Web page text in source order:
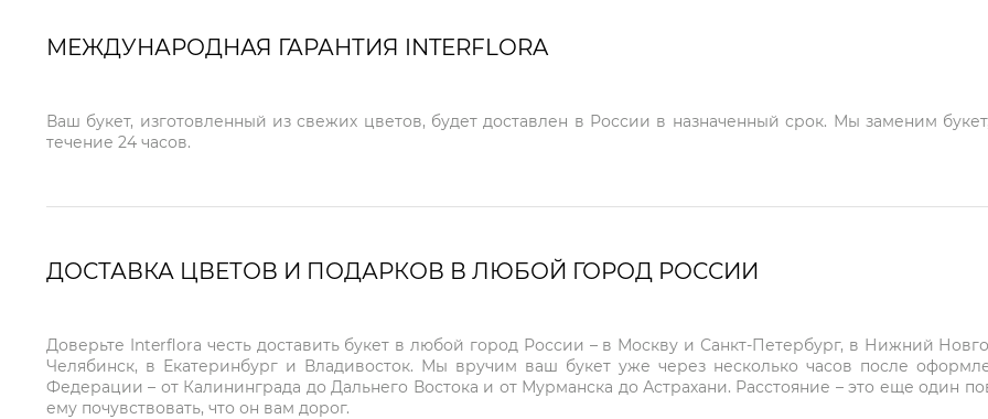
МЕЖДУНАРОДНАЯ ГАРАНТИЯ INTERFLORA
Ваш букет, изготовленный из свежих цветов, будет доставлен в России в назначенный срок. Мы заменим
течение 24 часов.
ДОСТАВКА ЦВЕТОВ И ПОДАРКОВ В ЛЮБОЙ ГОРОД РОССИИ
Доверьте Interflora честь доставить букет в любой город России – в Москву и Санкт-Петербург, в Нижний
Челябинск, в Екатеринбург и Владивосток. Мы вручим ваш букет уже через несколько часов после
Федерации – от Калининграда до Дальнего Востока и от Мурманска до Астрахани. Расстояние – это еще один
ему почувствовать, что он вам дорог.